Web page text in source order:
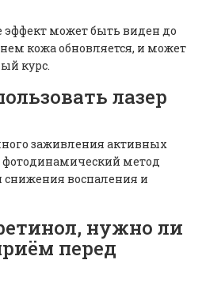
может быть виден до
кожа обновляется, и может
курс.
лазер
заживления активных
метод
снижения воспаления и
нужно ли
перед